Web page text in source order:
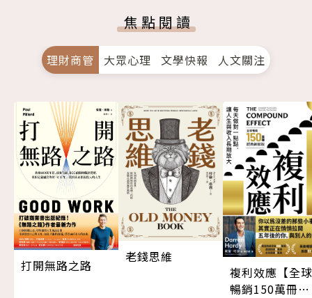
焦點閱讀
理財商管 大眾心理 文學快報 人文關注
打開無路之路
老錢思維
複利效應【全球
暢銷150萬冊・